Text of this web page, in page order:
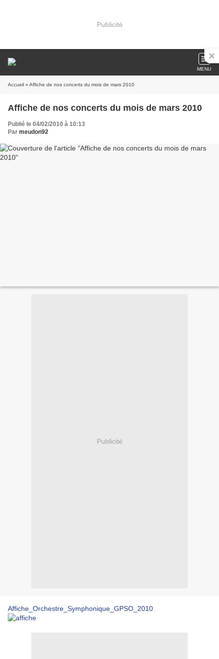
Publicité
MENU
Accueil » Affiche de nos concerts du mois de mars 2010
Affiche de nos concerts du mois de mars 2010
Publié le 04/02/2010 à 10:13
Par meudon92
Publicité
Affiche_Orchestre_Symphonique_GPSO_2010